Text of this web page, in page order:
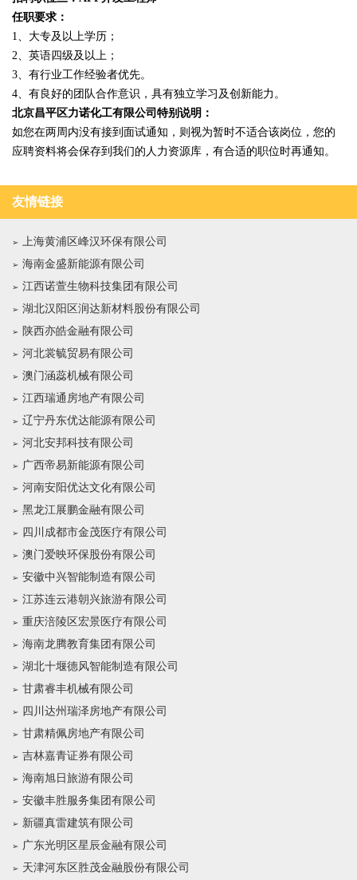
任职要求：
1、大专及以上学历；
2、英语四级及以上；
3、有行业工作经验者优先。
4、有良好的团队合作意识，具有独立学习及创新能力。
北京昌平区力诺化工有限公司特别说明：
如您在两周内没有接到面试通知，则视为暂时不适合该岗位，您的
应聘资料将会保存到我们的人力资源库，有合适的职位时再通知。
友情链接
上海黄浦区峰汉环保有限公司
海南金盛新能源有限公司
江西诺萱生物科技集团有限公司
湖北汉阳区润达新材料股份有限公司
陕西亦皓金融有限公司
河北裳毓贸易有限公司
澳门涵蕊机械有限公司
江西瑞通房地产有限公司
辽宁丹东优达能源有限公司
河北安邦科技有限公司
广西帝易新能源有限公司
河南安阳优达文化有限公司
黑龙江展鹏金融有限公司
四川成都市金茂医疗有限公司
澳门爱映环保股份有限公司
安徽中兴智能制造有限公司
江苏连云港朝兴旅游有限公司
重庆涪陵区宏景医疗有限公司
海南龙腾教育集团有限公司
湖北十堰德风智能制造有限公司
甘肃睿丰机械有限公司
四川达州瑞泽房地产有限公司
甘肃精佩房地产有限公司
吉林嘉青证券有限公司
海南旭日旅游有限公司
安徽丰胜服务集团有限公司
新疆真雷建筑有限公司
广东光明区星辰金融有限公司
天津河东区胜茂金融股份有限公司